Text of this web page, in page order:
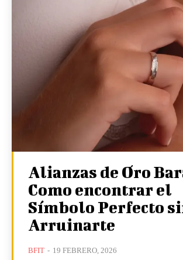
Alianzas de Oro
Como encontrar el
Símbolo Perfecto
Arruinarte
BFIT - 19 FEBRERO, 2026